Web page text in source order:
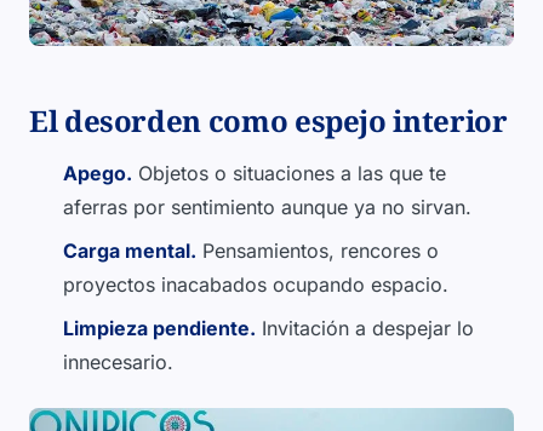
El desorden como espejo interior
Apego. Objetos o situaciones a las que te
aferras por sentimiento aunque ya no sirvan.
Carga mental. Pensamientos, rencores o
proyectos inacabados ocupando espacio.
Limpieza pendiente. Invitación a despejar lo
innecesario.